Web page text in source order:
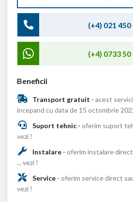
(+4) 021 450
(+4) 0733 50
Beneficii
Transport gratuit - acest
incepand cu data de 15 octombrie
Suport tehnic- oferim suport
vezi !
Instalare- oferim instalare
... vezi !
Service- oferim service direct
vezi !